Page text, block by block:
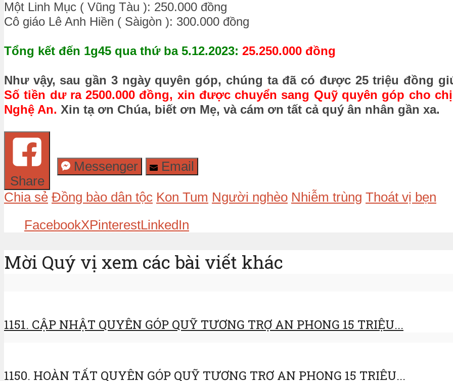
Một Linh Mục ( Vũng Tàu ): 250.000 đồng
Cô giáo Lê Anh Hiền ( Sàigòn ): 300.000 đồng
Tổng kết đến 1g45 qua thứ ba 5.12.2023: 25.250.000 đồng
Như vậy, sau gần 3 ngày quyên góp, chúng ta đã có được 25 triệu đồng
Số tiền dư ra 2500.000 đồng, xin được chuyển sang Quỹ quyên góp cho
Nghệ An. Xin tạ ơn Chúa, biết ơn Mẹ, và cám ơn tất cả quý ân nhân gần xa.
Share
Messenger Email
Chia sẻ Đồng bào dân tộc Kon Tum Người nghèo Nhiễm trùng Thoát vị bẹn
FacebookXPinterestLinkedIn
Mời Quý vị xem các bài viết khác
1151. CẬP NHẬT QUYÊN GÓP QUỸ TƯƠNG TRỢ AN PHONG 15 TRIỆU...
1150. HOÀN TẤT QUYÊN GÓP QUỸ TƯƠNG TRỢ AN PHONG 15 TRIỆU...